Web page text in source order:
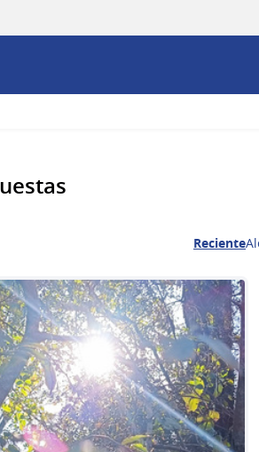
Reciente